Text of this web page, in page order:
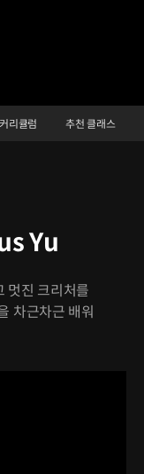
커리큘럼 추천 클래스
Yu
멋진 크리처를
차근차근 배워